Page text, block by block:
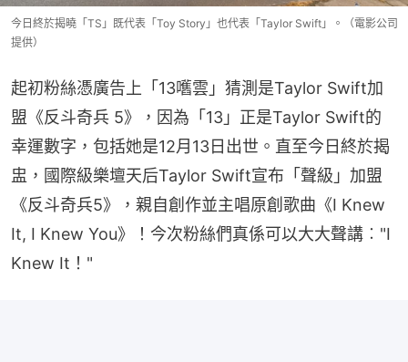
今日終於揭曉「TS」既代表「Toy Story」也代表「Taylor Swift」。（電影公司
提供）
起初粉絲憑廣告上「13嚿雲」猜測是Taylor Swift加
盟《反斗奇兵 5》，因為「13」正是Taylor Swift的
幸運數字，包括她是12月13日出世。直至今日終於揭
盅，國際級樂壇天后Taylor Swift宣布「聲級」加盟
《反斗奇兵5》，親自創作並主唱原創歌曲《I Knew
It, I Knew You》！今次粉絲們真係可以大大聲講︰"I
Knew It！"